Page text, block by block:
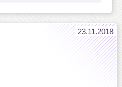
23.11.2018